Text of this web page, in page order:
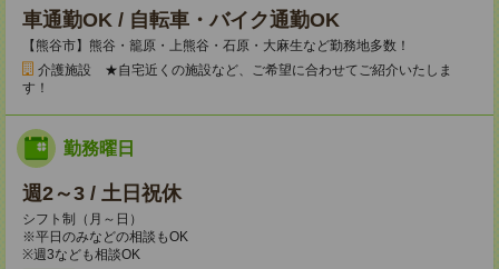
車通勤OK / 自転車・バイク通勤OK
【熊谷市】熊谷・籠原・上熊谷・石原・大麻生など勤務地多数！
介護施設 ★自宅近くの施設など、ご希望に合わせてご紹介いたしま
す！
勤務曜日
週2～3 / 土日祝休
シフト制（月～日）
※平日のみなどの相談もOK
※週3なども相談OK